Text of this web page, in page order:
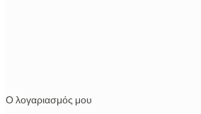
Ο λογαριασμός μου